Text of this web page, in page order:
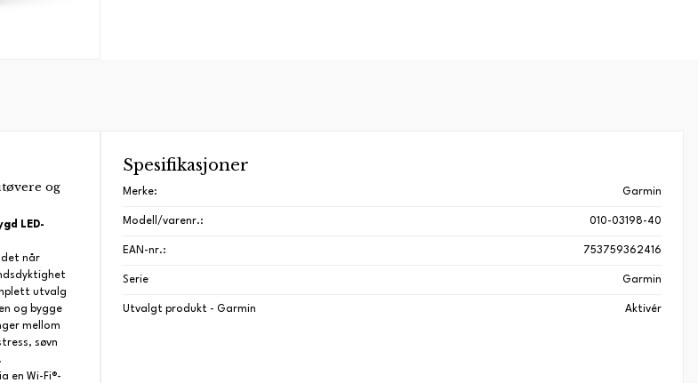
og
LED-
når
utvalg
og bygge
mellom
søvn
en Wi-Fi®-
Spesifikasjoner
Merke: Garmin
Modell/varenr.: 010-03198-40
EAN-nr.: 753759362416
Serie Garmin
Utvalgt produkt - Garmin Aktivér